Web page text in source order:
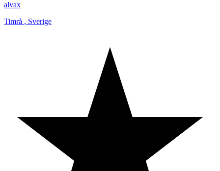
alvax
Timrå , Sverige